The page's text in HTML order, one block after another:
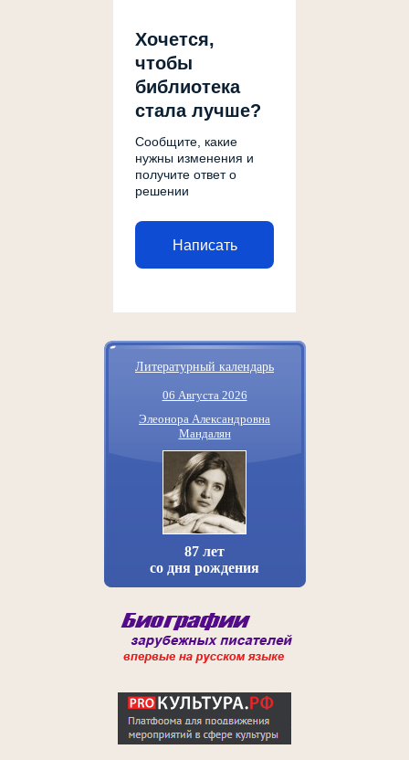
Хочется,
чтобы
библиотека
стала лучше?
Сообщите, какие
нужны изменения и
получите ответ о
решении
Написать
Литературный календарь
06 Августа 2026
Элеонора Александровна
Мандалян
87 лет
со дня рождения